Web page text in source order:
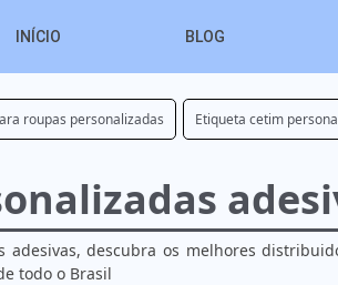
INÍCIO BLOG
roupas personalizadas Etiqueta cetim
adesivas, descubra os melhores
todo o Brasil